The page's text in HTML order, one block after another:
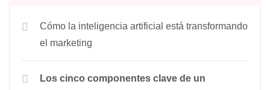
Cómo la inteligencia artificial está transformando
el marketing
Los cinco componentes clave de un